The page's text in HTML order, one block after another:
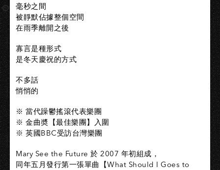
毫秒之間
被靜默佔據整個空間
在雨季離開之後
寡言是種形式
是冬天慶祝的方式
不多話
悄悄的
※ 當代躁鬱搖滾代表樂團
※ 金曲奬【最佳樂團】入圍
※ 英國BBC受訪台灣樂團
Mary See the Future 於 2007 年初組成，
同年五月發行第一張單曲【What Should I Goes to